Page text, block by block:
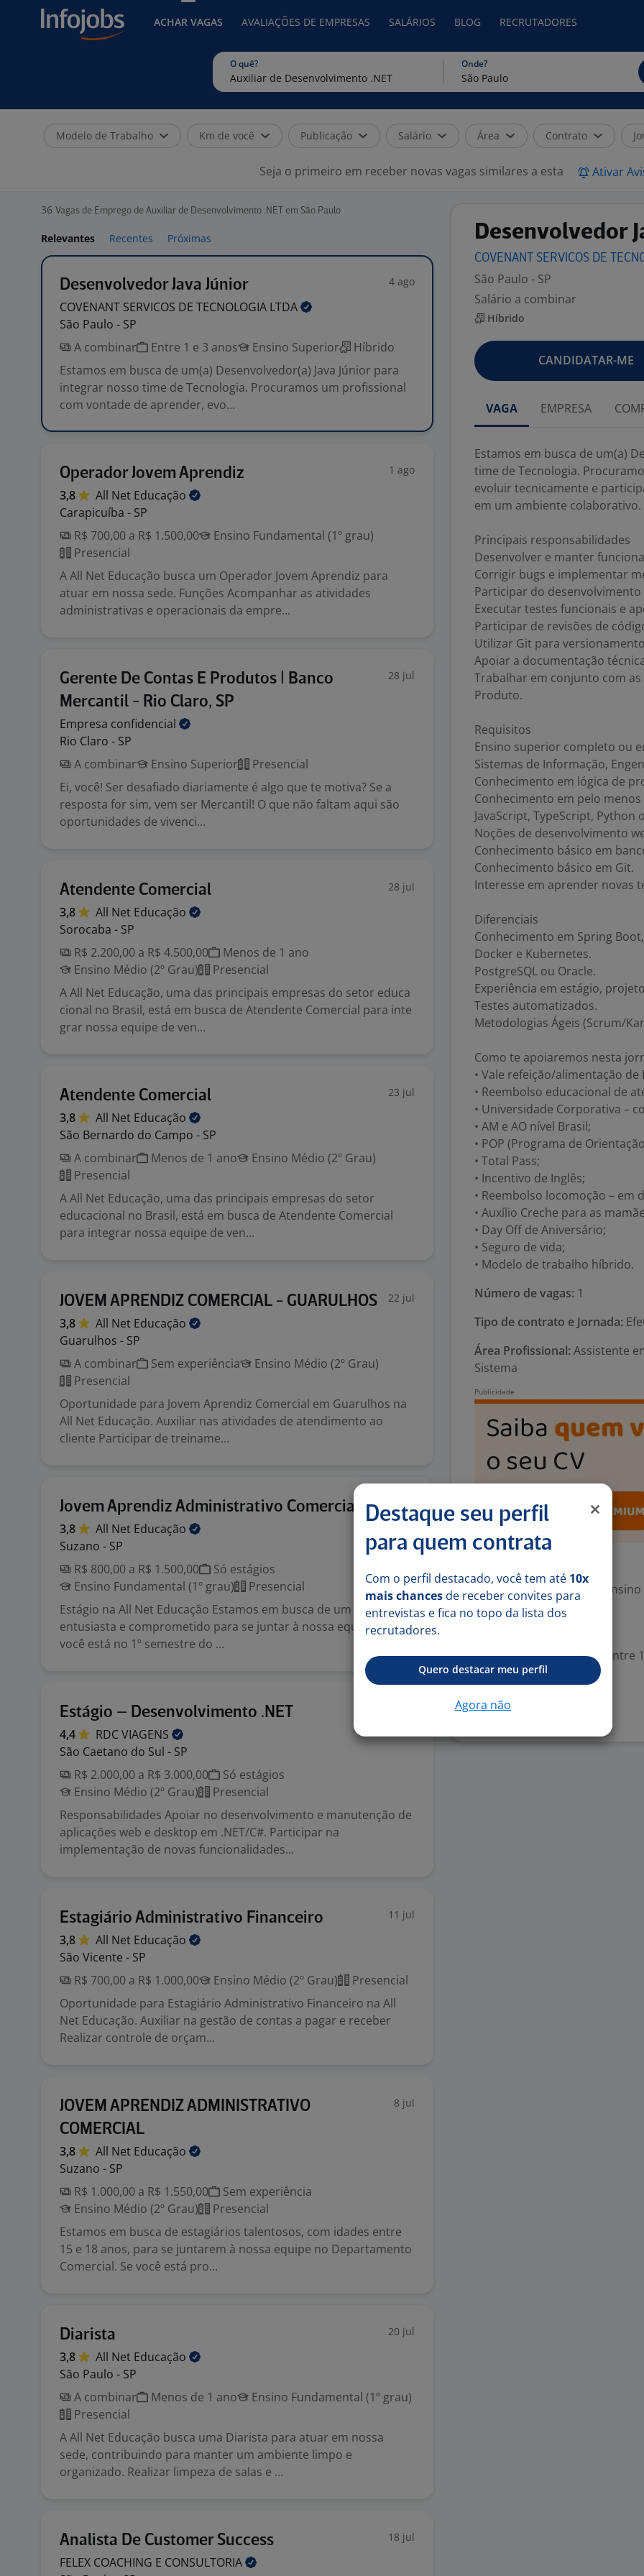
ACHAR VAGAS AVALIAÇÕES DE EMPRESAS SALÁRIOS BLOG RECRUTADORES
O quê? Onde?
Modelo de Trabalho Km de você Publicação Salário Área Contrato
Seja o primeiro em receber novas vagas similares a esta Ativar
36 Vagas de Emprego de Auxiliar de Desenvolvimento .NET em São Paulo
Relevantes Recentes Próximas
Desenvolvedor Java Júnior 4 ago
COVENANT SERVICOS DE TECNOLOGIA LTDA
São Paulo - SP
A combinar
Entre 1 e 3 anos Ensino Superior
Híbrido
Estamos em busca de um(a) Desenvolvedor(a) Java Júnior para
integrar nosso time de Tecnologia. Procuramos um profissional
com vontade de aprender, evo...
Operador Jovem Aprendiz 1 ago
3,8 All Net Educação
Carapicuíba - SP
R$ 700,00 a R$ 1.500,00
Ensino Fundamental (1º grau)
Presencial
A All Net Educação busca um Operador Jovem Aprendiz para
atuar em nossa sede. Funções Acompanhar as atividades
administrativas e operacionais da empre...
Gerente De Contas E Produtos | Banco
Mercantil - Rio Claro, SP
28 jul
Empresa confidencial
Rio Claro - SP
A combinar
Ensino Superior
Presencial
Ei, você! Ser desafiado diariamente é algo que te motiva? Se a
resposta for sim, vem ser Mercantil! O que não faltam aqui são
oportunidades de vivenci...
Atendente Comercial 28 jul
3,8 All Net Educação
Sorocaba - SP
R$ 2.200,00 a R$ 4.500,00
Menos de 1 ano
Ensino Médio (2º Grau)
Presencial
A All Net Educação, uma das principais empresas do setor educa
cional no Brasil, está em busca de Atendente Comercial para inte
grar nossa equipe de ven...
Atendente Comercial 23 jul
3,8 All Net Educação
São Bernardo do Campo - SP
A combinar
Menos de 1 ano
Ensino Médio (2º Grau)
Presencial
A All Net Educação, uma das principais empresas do setor
educacional no Brasil, está em busca de Atendente Comercial
para integrar nossa equipe de ven...
JOVEM APRENDIZ COMERCIAL - GUARULHOS 22 jul
3,8 All Net Educação
Guarulhos - SP
A combinar
Sem experiência
Ensino Médio (2º Grau)
Presencial
Oportunidade para Jovem Aprendiz Comercial em Guarulhos na
All Net Educação. Auxiliar nas atividades de atendimento ao
cliente Participar de treiname...
Jovem Aprendiz Administrativo Comercial 22 jul
3,8 All Net Educação
Suzano - SP
R$ 800,00 a R$ 1.500,00
Só estágios
Ensino Fundamental (1º grau)
Presencial
Estágio na All Net Educação Estamos em busca de um estagiário
entusiasta e comprometido para se juntar à nossa equipe. Se
você está no 1º semestre do ...
Estágio – Desenvolvimento .NET
4,4 RDCVIAGENS
São Caetano do Sul - SP
R$ 2.000,00 a R$ 3.000,00
Só estágios
Ensino Médio (2º Grau)
Presencial
Responsabilidades Apoiar no desenvolvimento e manutenção de
aplicações web e desktop em .NET/C#. Participar na
implementação de novas funcionalidades...
Estagiário Administrativo Financeiro 11 jul
3,8 All Net Educação
São Vicente - SP
R$ 700,00 a R$ 1.000,00
Ensino Médio (2º Grau)
Presencial
Oportunidade para Estagiário Administrativo Financeiro na All
Net Educação. Auxiliar na gestão de contas a pagar e receber
Realizar controle de orçam...
JOVEM APRENDIZ ADMINISTRATIVO
COMERCIAL
8 jul
3,8 All Net Educação
Suzano - SP
R$ 1.000,00 a R$ 1.550,00
Sem experiência
Ensino Médio (2º Grau)
Presencial
Estamos em busca de estagiários talentosos, com idades entre
15 e 18 anos, para se juntarem à nossa equipe no Departamento
Comercial. Se você está pro...
Diarista 20 jul
3,8 All Net Educação
São Paulo - SP
A combinar
Menos de 1 ano
Ensino Fundamental (1º grau)
Presencial
A All Net Educação busca uma Diarista para atuar em nossa
sede, contribuindo para manter um ambiente limpo e
organizado. Realizar limpeza de salas e ...
Analista De Customer Success 18 jul
FELEX COACHING E CONSULTORIA
Desenvolvedor
COVENANT SERVICOS DE
São Paulo - SP
Salário a combinar
Híbrido
CANDIDATAR-ME
VAGA EMPRESA
Estamos em busca de um(a)
time de Tecnologia.
evoluir tecnicamente e
em um ambiente colaborativo.
Principais responsabilidades
Desenvolver e manter
Corrigir bugs e implementar
Participar do
Executar testes funcionais e
Participar de revisões de
Utilizar Git para
Apoiar a documentação
Trabalhar em conjunto com
Produto.
Requisitos
Ensino superior completo ou
Sistemas de Informação,
Conhecimento em lógica de
Conhecimento em pelo
JavaScript, TypeScript, Python
Noções de desenvolvimento
Conhecimento básico em
Conhecimento básico em Git.
Interesse em aprender novas
Diferenciais
Conhecimento em Spring
Docker e Kubernetes.
PostgreSQL ou Oracle.
Experiência em estágio,
Testes automatizados.
Metodologias Ágeis (Scrum/
Como te apoiaremos nesta
• Vale refeição/alimentação de
• Reembolso educacional de
• Universidade Corporativa –
• AM e AO nível Brasil;
• POP (Programa de
• Total Pass;
• Incentivo de Inglês;
• Reembolso locomoção – em
• Auxílio Creche para as
• Day Off de Aniversário;
• Seguro de vida;
• Modelo de trabalho híbrido.
Número de vagas: 1
Tipo de contrato e Jornada:
Área Profissional: Assistente
Sistema
Escolaridade Mínima:
Experiência desejada: Entre
Destaque seu perfil
para quem contrata
Com o perfil destacado, você tem até 10x
mais chances de receber convites para
entrevistas e fica no topo da lista dos
recrutadores.
Quero destacar meu perfil
Agora não